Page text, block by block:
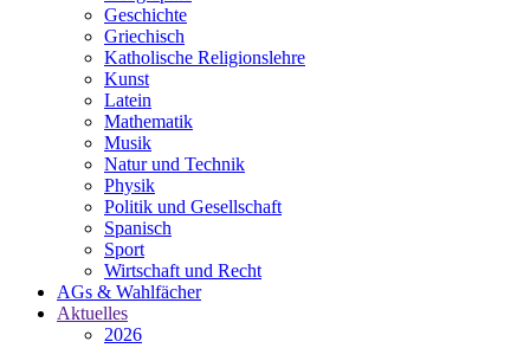
Geschichte
Griechisch
Katholische Religionslehre
Kunst
Latein
Mathematik
Musik
Natur und Technik
Physik
Politik und Gesellschaft
Spanisch
Sport
Wirtschaft und Recht
AGs & Wahlfächer
Aktuelles
2026